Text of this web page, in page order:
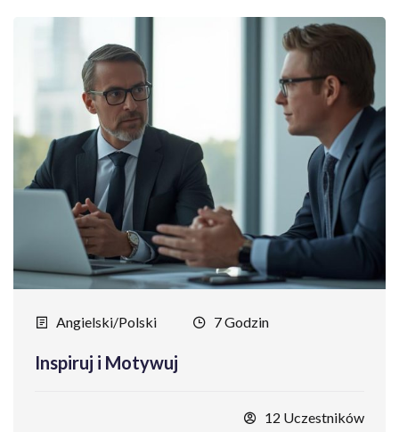
Angielski/Polski 7 Godzin
Inspiruj i Motywuj
12 Uczestników